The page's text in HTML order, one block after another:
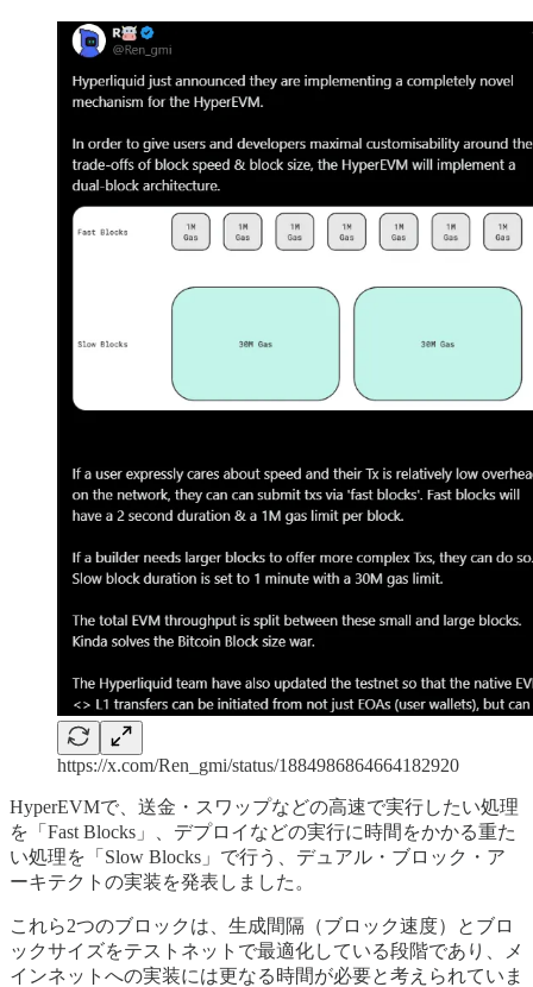
https://x.com/Ren_gmi/status/1884986864664182920
HyperEVMで、送金・スワップなどの高速で実行したい処理
を「Fast Blocks」、デプロイなどの実行に時間をかかる重た
い処理を「Slow Blocks」で行う、デュアル・ブロック・ア
ーキテクトの実装を発表しました。
これら2つのブロックは、生成間隔（ブロック速度）とブロ
ックサイズをテストネットで最適化している段階であり、メ
インネットへの実装には更なる時間が必要と考えられていま